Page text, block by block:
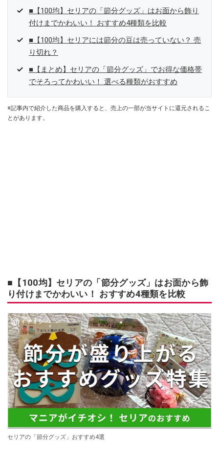
■【100均】セリアの「節分グッズ」はお面から飾り
付けまでかわいい！ おすすめ4種類を比較
■【100均】セリアには節分の豆は売っていない？ 売
り切れ？
■【まとめ】セリアの「節分グッズ」でお得な価格帯
でそろってかわいい！ 選べる種類がおすすめ
※記事内で紹介した商品を購入すると、売上の一部が当サイトに還元されるこ
とがあります。
■【100均】セリアの「節分グッズ」はお面から飾
り付けまでかわいい！ おすすめ4種類を比較
セリアの「節分グッズ」おすすめ4選